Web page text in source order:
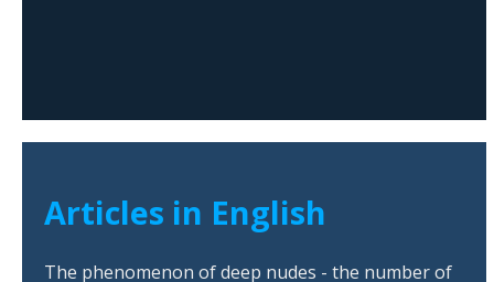
Articles in English
The phenomenon of deep nudes - the number of